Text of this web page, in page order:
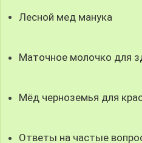
Лесной мед манука
Маточное молочко для
Мёд черноземья для
Ответы на частые